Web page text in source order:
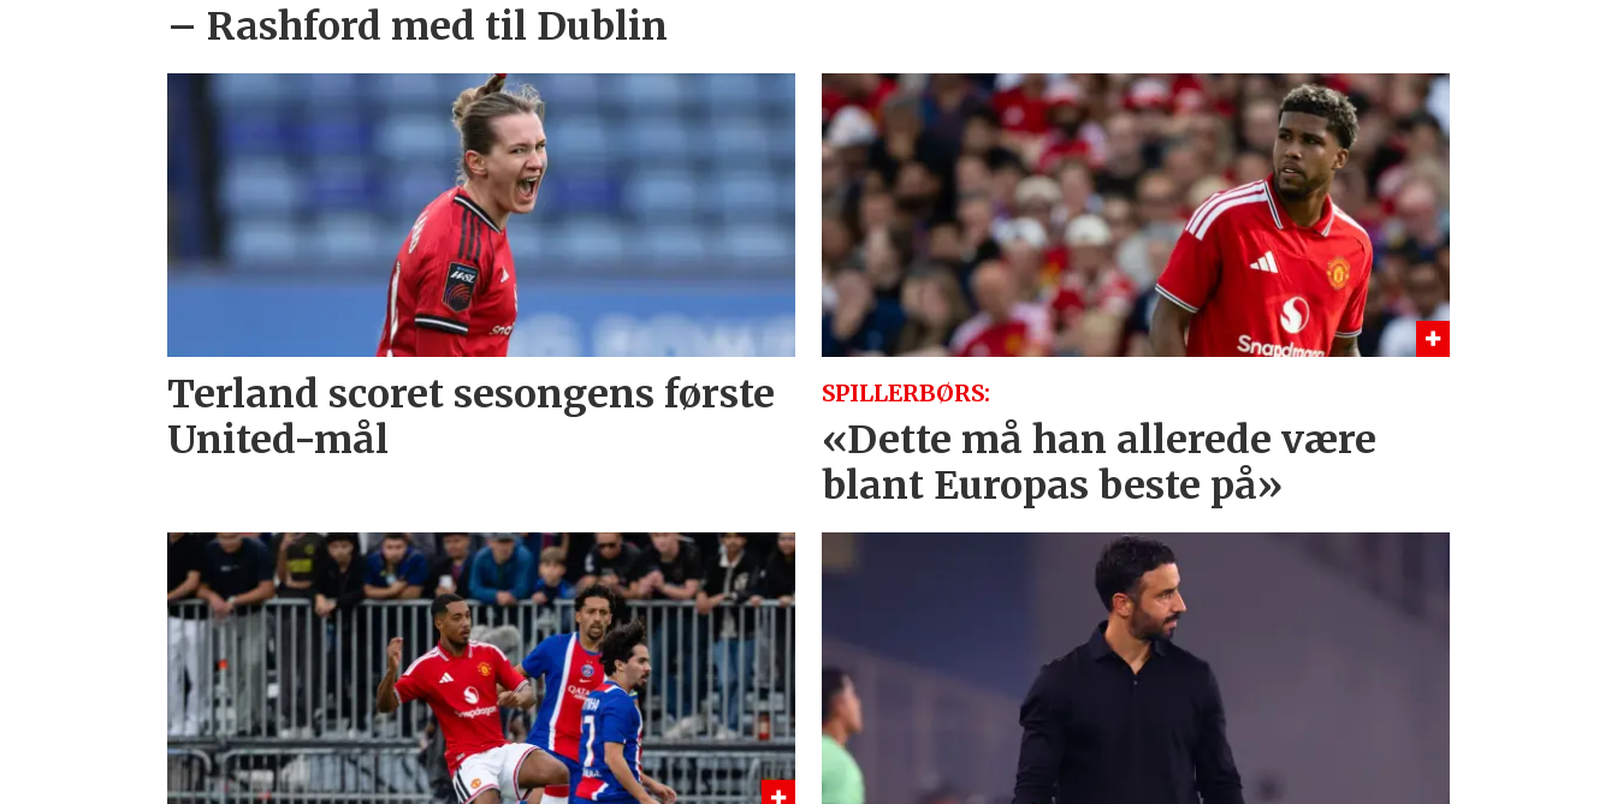
– Rashford med til Dublin
Terland scoret sesongens første
United-mål
SPILLERBØRS:
«Dette må han allerede være
blant Europas beste på»